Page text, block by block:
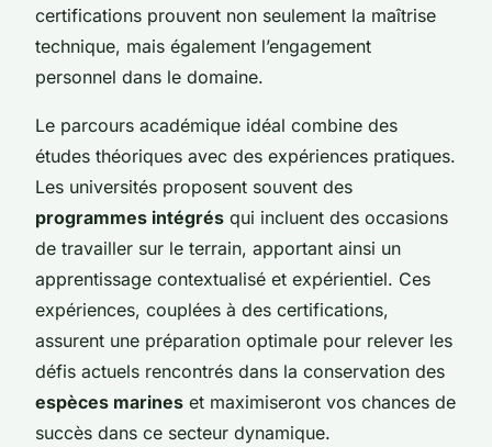
certifications prouvent non seulement la maîtrise
technique, mais également l’engagement
personnel dans le domaine.
Le parcours académique idéal combine des
études théoriques avec des expériences pratiques.
Les universités proposent souvent des
programmes intégrés qui incluent des occasions
de travailler sur le terrain, apportant ainsi un
apprentissage contextualisé et expérientiel. Ces
expériences, couplées à des certifications,
assurent une préparation optimale pour relever les
défis actuels rencontrés dans la conservation des
espèces marines et maximiseront vos chances de
succès dans ce secteur dynamique.